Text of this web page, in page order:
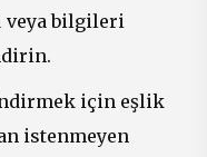
veya bilgileri
için eşlik
istenmeyen